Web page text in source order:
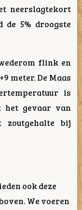
neerslagtekort
5% droogste
flink en
meter. De Maas
is
het gevaar van
zoutgehalte bij
ook deze
We voeren